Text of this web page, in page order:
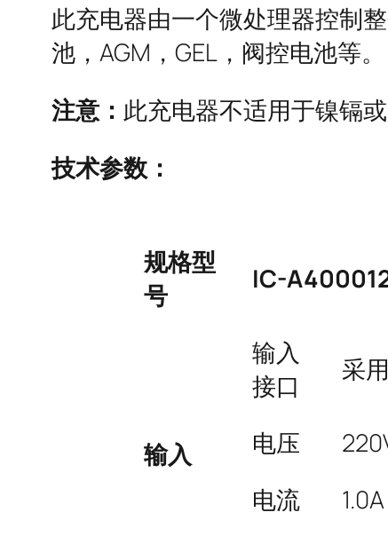
此充电器由一个微处理器控制
池，AGM，GEL，阀控电池等。
注意： 此充电器不适用于镍镉
技术参数：
规格型
号
IC-
输入
输入
接口
采
电压
电流